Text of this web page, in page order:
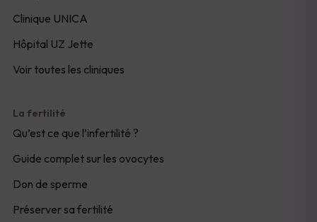
Clinique UNICA
Hôpital UZ Jette
Voir toutes les cliniques
La fertilité
Qu’est ce que l’infertilité ?
Guide complet sur les ovocytes
Don de sperme
Préserver sa fertilité